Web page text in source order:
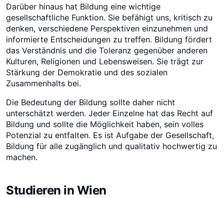
Darüber hinaus hat Bildung eine wichtige
gesellschaftliche Funktion. Sie befähigt uns, kritisch zu
denken, verschiedene Perspektiven einzunehmen und
informierte Entscheidungen zu treffen. Bildung fördert
das Verständnis und die Toleranz gegenüber anderen
Kulturen, Religionen und Lebensweisen. Sie trägt zur
Stärkung der Demokratie und des sozialen
Zusammenhalts bei.
Die Bedeutung der Bildung sollte daher nicht
unterschätzt werden. Jeder Einzelne hat das Recht auf
Bildung und sollte die Möglichkeit haben, sein volles
Potenzial zu entfalten. Es ist Aufgabe der Gesellschaft,
Bildung für alle zugänglich und qualitativ hochwertig zu
machen.
Studieren in Wien